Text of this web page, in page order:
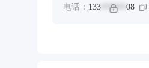
电话： 133 ****** 08